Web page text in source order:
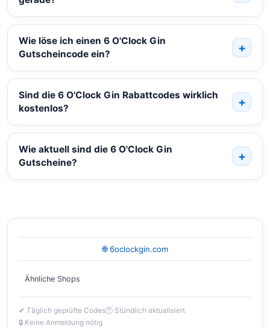
Wie löse ich einen 6 O'Clock Gin
Gutscheincode ein?
Sind die 6 O'Clock Gin Rabattcodes wirklich
kostenlos?
Wie aktuell sind die 6 O'Clock Gin
Gutscheine?
🌐 6oclockgin.com
Ähnliche Shops
✔ Täglich geprüfte Codes🕐 Stündlich aktualisiert
🔒 Keine Anmeldung nötig